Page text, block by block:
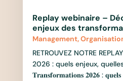
Replay webinaire –
enjeux des
Management,
RETROUVEZ NOTRE
2026 : quels enjeux,
𝐓𝐫𝐚𝐧𝐬𝐟𝐨𝐫𝐦𝐚𝐭𝐢𝐨𝐧𝐬 𝟐𝟎𝟐𝟔 : 𝐪𝐮𝐞𝐥𝐬